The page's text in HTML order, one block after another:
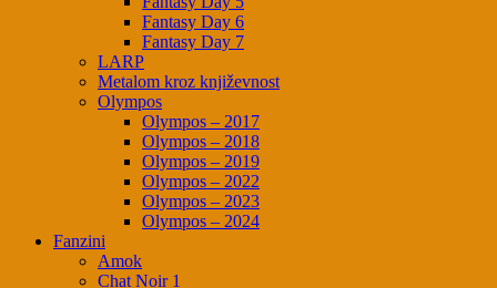
Fantasy Day 6
Fantasy Day 7
LARP
Metalom kroz književnost
Olympos
Olympos – 2017
Olympos – 2018
Olympos – 2019
Olympos – 2022
Olympos – 2023
Olympos – 2024
Fanzini
Amok
Chat Noir 1